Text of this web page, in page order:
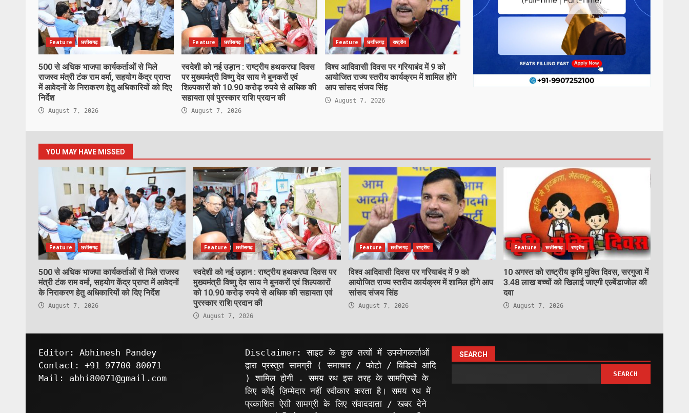
Feature छत्तीसगढ़
500 से अधिक भाजपा कार्यकर्ताओं से मिले
राजस्व मंत्री टंक राम वर्मा, सहयोग केंद्र प्राप्त
में आवेदनों के निराकरण हेतु अधिकारियों को दिए
निर्देश
August 7, 2026
Feature छत्तीसगढ़
स्वदेशी को नई उड़ान : राष्ट्रीय हथकरघा दिवस
पर मुख्यमंत्री विष्णु देव साय ने बुनकरों एवं
शिल्पकारों को 10.90 करोड़ रुपये से अधिक की
सहायता एवं पुरस्कार राशि प्रदान की
August 7, 2026
Feature छत्तीसगढ़ राष्ट्रीय
विश्व आदिवासी दिवस पर गरियाबंद में 9 को
आयोजित राज्य स्तरीय कार्यक्रम में शामिल होंगे
आप सांसद संजय सिंह
August 7, 2026
YOU MAY HAVE MISSED
Feature छत्तीसगढ़
500 से अधिक भाजपा कार्यकर्ताओं से मिले राजस्व
मंत्री टंक राम वर्मा, सहयोग केंद्र प्राप्त में आवेदनों
के निराकरण हेतु अधिकारियों को दिए निर्देश
August 7, 2026
Feature छत्तीसगढ़
स्वदेशी को नई उड़ान : राष्ट्रीय हथकरघा दिवस पर
मुख्यमंत्री विष्णु देव साय ने बुनकरों एवं शिल्पकारों
को 10.90 करोड़ रुपये से अधिक की सहायता एवं
पुरस्कार राशि प्रदान की
August 7, 2026
Feature छत्तीसगढ़ राष्ट्रीय
विश्व आदिवासी दिवस पर गरियाबंद में 9 को
आयोजित राज्य स्तरीय कार्यक्रम में शामिल होंगे आप
सांसद संजय सिंह
August 7, 2026
Feature छत्तीसगढ़ राष्ट्रीय
10 अगस्त को राष्ट्रीय कृमि मुक्ति दिवस, सरगुजा में
3.48 लाख बच्चों को खिलाई जाएगी एल्बेंडाजोल की
दवा
August 7, 2026
Editor: Abhinesh Pandey
Contact: +91 97700 80071
Mail: abhi80071@gmail.com
Disclaimer: साइट के कुछ तत्वों में उपयोगकर्ताओं
द्वारा प्रस्तुत सामग्री ( समाचार / फोटो / विडियो आदि
) शामिल होगी . समय रथ इस तरह के सामग्रियों के
लिए कोई ज़िम्मेदार नहीं स्वीकार करता है। समय रथ में
प्रकाशित ऐसी सामग्री के लिए संवाददाता / खबर देने
SEARCH
SEARCH